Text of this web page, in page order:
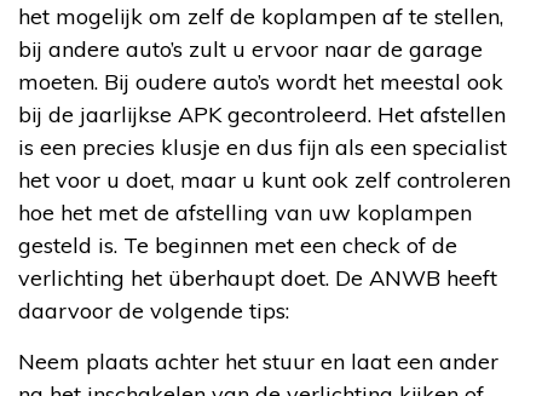
het mogelijk om zelf de koplampen af te stellen,
bij andere auto’s zult u ervoor naar de garage
moeten. Bij oudere auto’s wordt het meestal ook
bij de jaarlijkse APK gecontroleerd. Het afstellen
is een precies klusje en dus fijn als een specialist
het voor u doet, maar u kunt ook zelf controleren
hoe het met de afstelling van uw koplampen
gesteld is. Te beginnen met een check of de
verlichting het überhaupt doet. De ANWB heeft
daarvoor de volgende tips:
Neem plaats achter het stuur en laat een ander